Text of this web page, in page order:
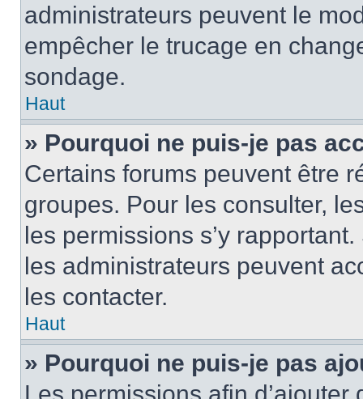
administrateurs peuvent le
empêcher le trucage en
sondage.
Haut
» Pourquoi ne puis-je pas
Certains forums peuvent être
groupes. Pour les consulter,
les permissions s’y
les administrateurs peuvent
les contacter.
Haut
» Pourquoi ne puis-je pas